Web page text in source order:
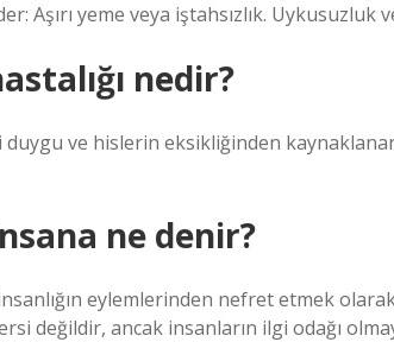
Aşırı yeme veya iştahsızlık. Uykusuzluk
nedir?
ve hislerin eksikliğinden kaynaklanan
ne denir?
eylemlerinden nefret etmek
değildir, ancak insanların ilgi odağı